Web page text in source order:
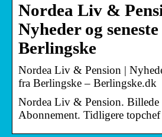
Nordea Liv &
Nyheder og
Berlingske
Nordea Liv & Pension |
fra Berlingske – Berlingske.dk
Nordea Liv & Pension. Billede
Abonnement. Tidligere